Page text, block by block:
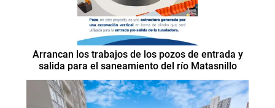
Arrancan los trabajos de los pozos de entrada y
salida para el saneamiento del río Matasnillo